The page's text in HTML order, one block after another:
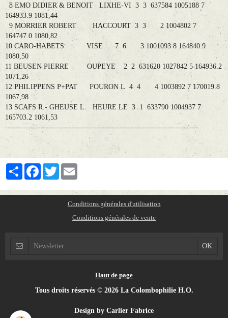
8 EMO DIDIER & BENOIT LIXHE-VI 3 3 637584 1005188 7
164933.9 1081,44
9 MORRIER ROBERT HACCOURT 3 3 2 1004802 7
164747.0 1080,82
10 CARO-HABETS VISE 7 6 3 1001093 8 164840.9
1080,50
11 BEUSEN PIERRE OUPEYE 2 2 631620 1027842 5 164936.2
1071,26
12 PHILIPPENS P+PAT FOURON L 4 4 4 1003892 7 170019.8
1067,98
13 SCAFS R.- GHEUSE L. HEURE LE 3 1 633790 1004937 7
165703.2 1061,53
----------------------------------------------------------------------------
PartagerFacebookTwitter
Conditions générales d'utilisation
Conditions générales de vente
Haut de page
Tous droits réservés © 2026 La Colombophilie H.O.
Design by Carlier Fabrice